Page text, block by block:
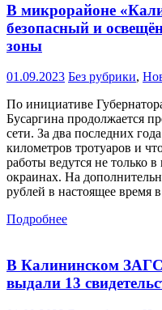
В микрорайоне
безопасный и
зоны
01.09.2023 Без рубрики,
По инициативе
Бусаргина продолжается
сети. За два последних
километров тротуаров и
работы ведутся не только
окраинах. На
рублей в настоящее время в
Подробнее
В Калининском
выдали 13